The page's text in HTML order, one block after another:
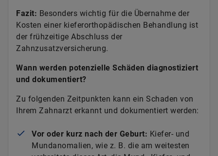
Fazit: Besonders wichtig für die Übernahme der
Kosten einer kieferorthopädischen Behandlung ist
der frühzeitige Abschluss der
Zahnzusatzversicherung.
Wann werden potenzielle Schäden diagnostiziert
und dokumentiert?
Zu folgenden Zeitpunkten kann ein Schaden von
Ihrem Zahnarzt erkannt und dokumentiert werden:
Vor oder kurz nach der Geburt: Kiefer- und
Mundanomalien, wie z. B. die am weitesten